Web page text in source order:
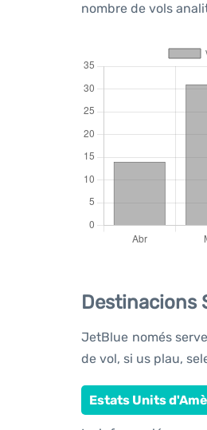
nombre de vols
Destinacions
JetBlue només
de vol, si us plau,
Estats Units